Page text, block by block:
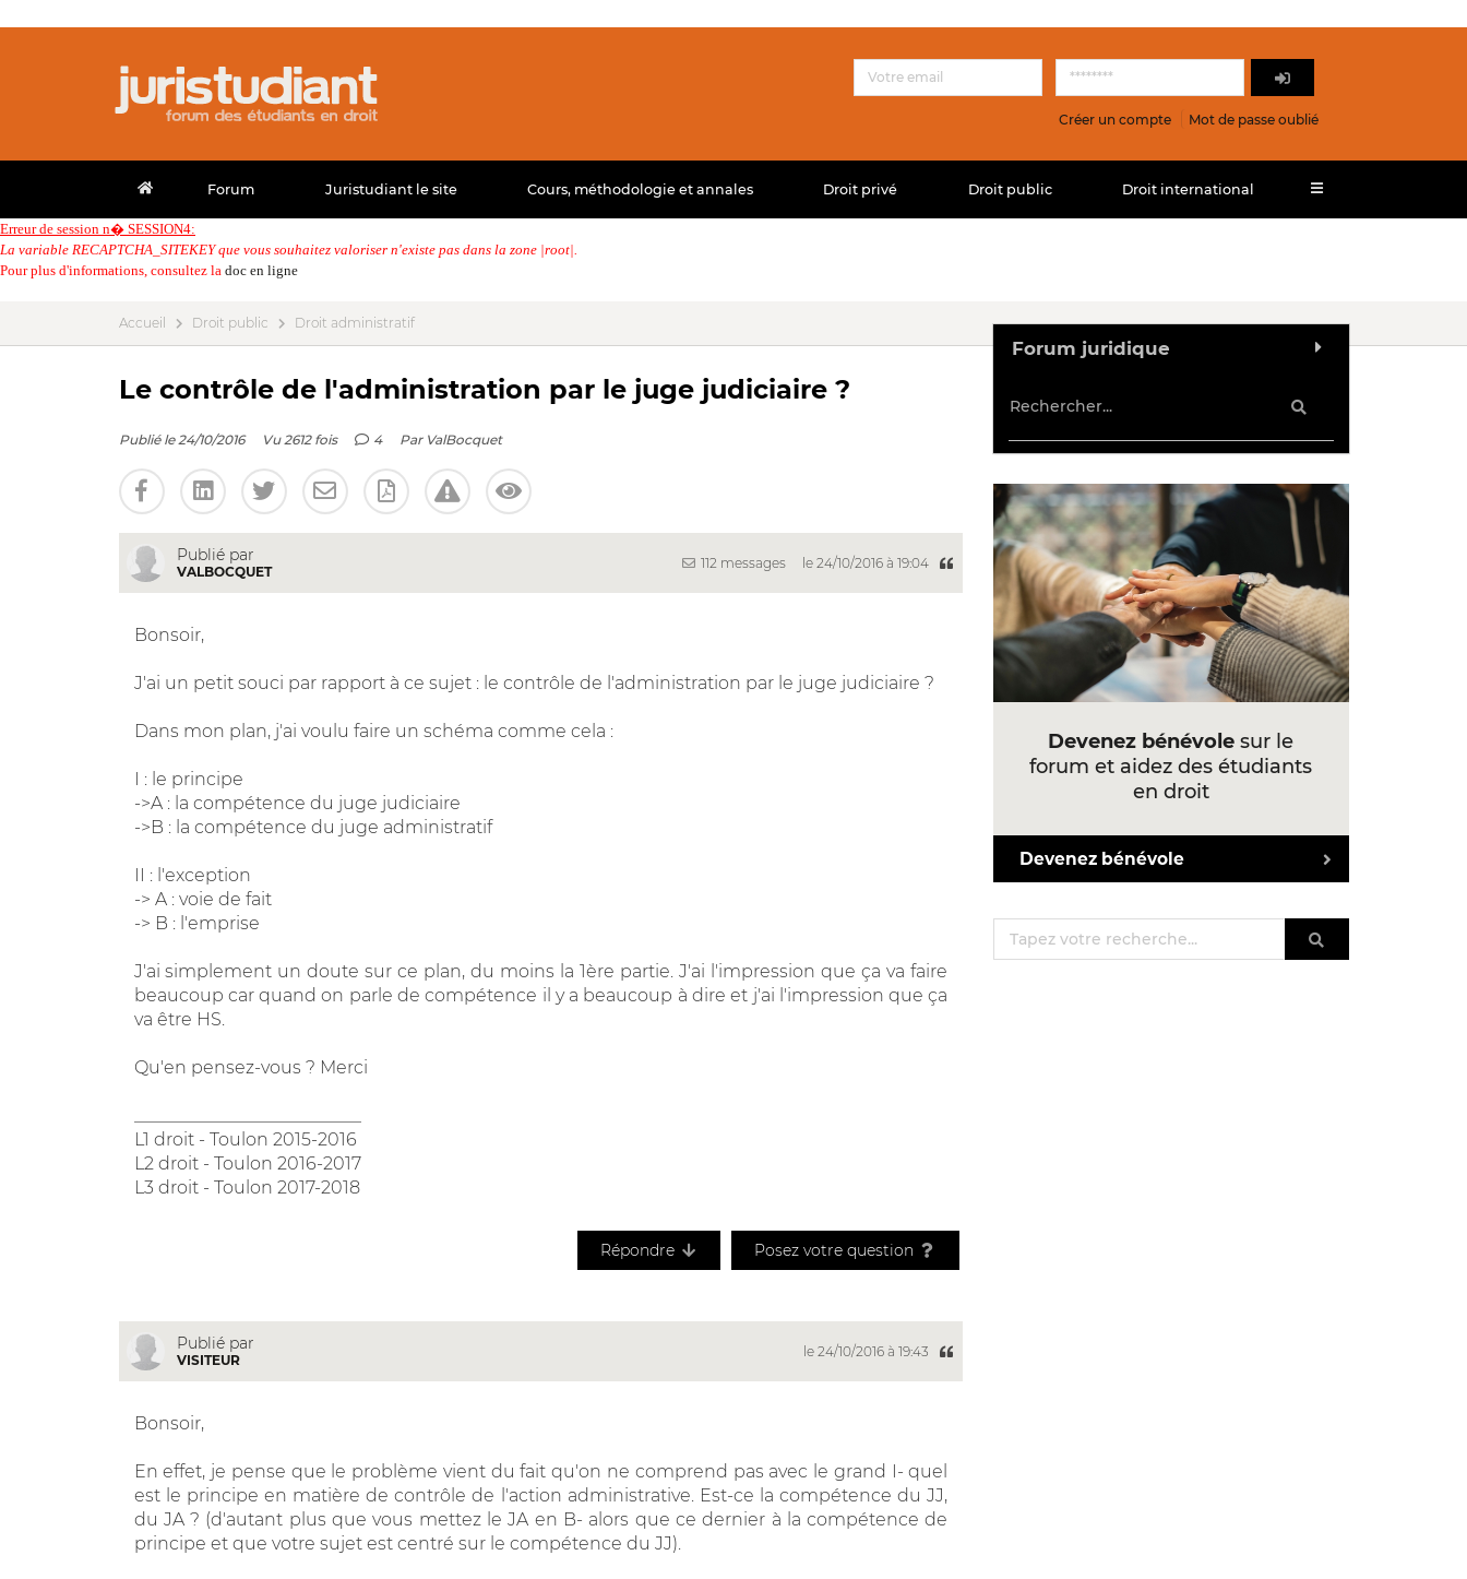
Créer un compte Mot de passe oublié
Forum Juristudiant le site Cours, méthodologie et annales Droit privé Droit public Droit international
Erreur de session n� SESSION4:
La variable RECAPTCHA_SITEKEY que vous souhaitez valoriser n'existe pas dans la zone |root|.
Pour plus d'informations, consultez la doc en ligne
Accueil Droit public Droit administratif
Le contrôle de l'administration par le juge judiciaire ?
Publié le 24/10/2016 Vu 2612 fois 4 Par ValBocquet
Publié par
VALBOCQUET
112 messages le 24/10/2016 à 19:04
Bonsoir,
J'ai un petit souci par rapport à ce sujet : le contrôle de l'administration par le juge judiciaire ?
Dans mon plan, j'ai voulu faire un schéma comme cela :
I : le principe
->A : la compétence du juge judiciaire
->B : la compétence du juge administratif
II : l'exception
-> A : voie de fait
-> B : l'emprise
J'ai simplement un doute sur ce plan, du moins la 1ère partie. J'ai l'impression que ça va faire
beaucoup car quand on parle de compétence il y a beaucoup à dire et j'ai l'impression que ça
va être HS.
Qu'en pensez-vous ? Merci
L1 droit - Toulon 2015-2016
L2 droit - Toulon 2016-2017
L3 droit - Toulon 2017-2018
Répondre Posez votre question
Publié par
VISITEUR
le 24/10/2016 à 19:43
Bonsoir,
En effet, je pense que le problème vient du fait qu'on ne comprend pas avec le grand I- quel
est le principe en matière de contrôle de l'action administrative. Est-ce la compétence du JJ,
du JA ? (d'autant plus que vous mettez le JA en B- alors que ce dernier à la compétence de
principe et que votre sujet est centré sur le compétence du JJ).
Forum juridique
Devenez bénévole sur le
forum et aidez des étudiants
en droit
Devenez bénévole